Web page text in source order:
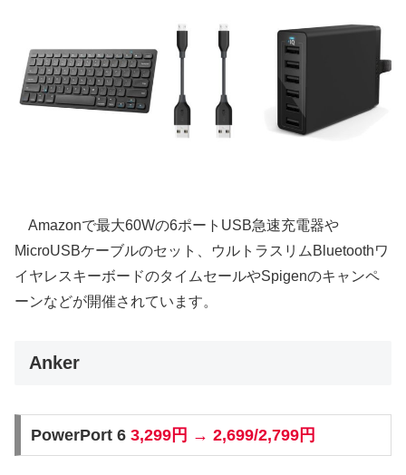
Amazonで最大60Wの6ポートUSB急速充電器や
MicroUSBケーブルのセット、ウルトラスリムBluetoothワ
イヤレスキーボードのタイムセールやSpigenのキャンペ
ーンなどが開催されています。
Anker
PowerPort 6 3,299円 → 2,699/2,799円